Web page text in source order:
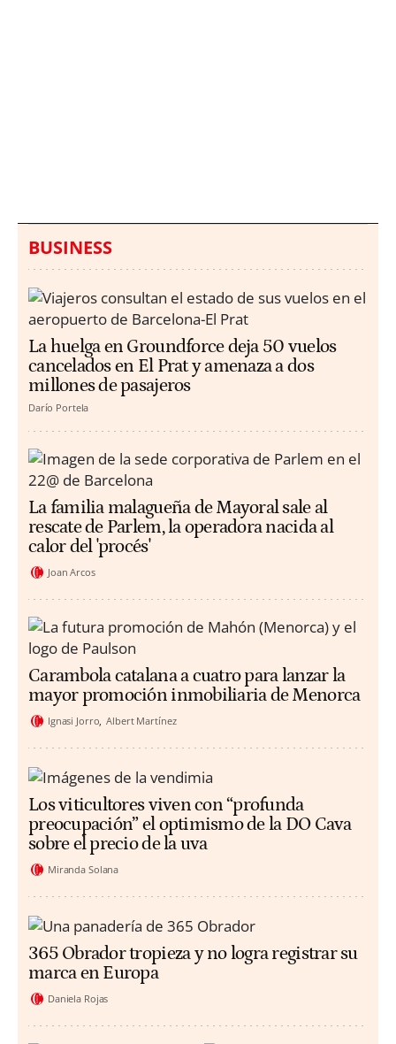
BUSINESS
La huelga en Groundforce deja 50 vuelos
cancelados en El Prat y amenaza a dos
millones de pasajeros
Darío Portela
La familia malagueña de Mayoral sale al
rescate de Parlem, la operadora nacida al
calor del 'procés'
Joan Arcos
Carambola catalana a cuatro para lanzar la
mayor promoción inmobiliaria de Menorca
Ignasi Jorro Albert Martínez
Los viticultores viven con “profunda
preocupación” el optimismo de la DO Cava
sobre el precio de la uva
Miranda Solana
365 Obrador tropieza y no logra registrar su
marca en Europa
Daniela Rojas